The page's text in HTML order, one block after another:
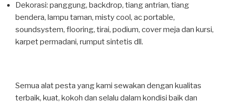
Dekorasi: panggung, backdrop, tiang antrian, tiang
bendera, lampu taman, misty cool, ac portable,
soundsystem, flooring, tirai, podium, cover meja dan kursi,
karpet permadani, rumput sintetis dll.
Semua alat pesta yang kami sewakan dengan kualitas
terbaik, kuat, kokoh dan selalu dalam kondisi baik dan